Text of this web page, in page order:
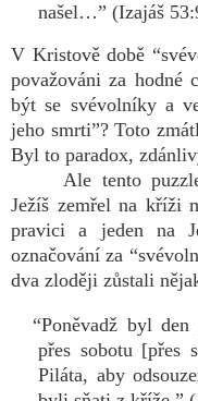
našel…” (Izajáš
V Kristově době
považováni za hodné
být se svévolníky a
jeho smrti”? Toto
Byl to paradox,
Ale tento
Ježíš zemřel na kříži
pravici a jeden na
označování za
dva zloději zůstali
“Poněvadž byl
přes sobotu [přes
Piláta, aby